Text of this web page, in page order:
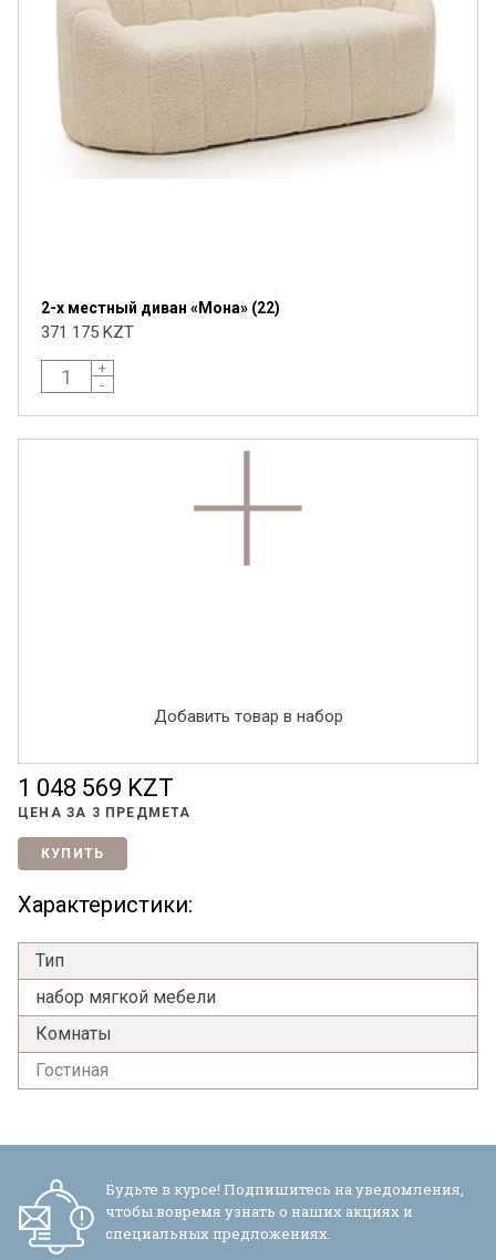
2-х местный диван «Мона» (22)
371 175 KZT
+
-
Добавить товар в набор
1 048 569 KZT
КУПИТЬ
ЦЕНА ЗА 3 ПРЕДМЕТА
Характеристики:
Тип
набор мягкой мебели
Комнаты
Гостиная
Будьте в курсе! Подпишитесь на уведомления,
чтобы вовремя узнать о наших акциях и
специальных предложениях.